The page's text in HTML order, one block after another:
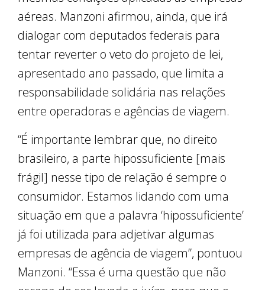
aéreas. Manzoni afirmou, ainda, que irá
dialogar com deputados federais para
tentar reverter o veto do projeto de lei,
apresentado ano passado, que limita a
responsabilidade solidária nas relações
entre operadoras e agências de viagem.
“É importante lembrar que, no direito
brasileiro, a parte hipossuficiente [mais
frágil] nesse tipo de relação é sempre o
consumidor. Estamos lidando com uma
situação em que a palavra ‘hipossuficiente’
já foi utilizada para adjetivar algumas
empresas de agência de viagem”, pontuou
Manzoni. “Essa é uma questão que não